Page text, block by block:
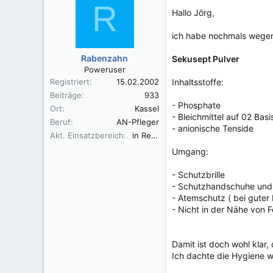
R
Rabenzahn
Poweruser
Registriert
15.02.2002
Beiträge
933
Ort
Kassel
Beruf
AN-Pfleger
Akt. Einsatzbereich
in Rente
Hallo Jörg,
ich habe nochmals
Sekusept Pulver
Inhaltsstoffe:
- Phosphate
- Bleichmittel auf 02
- anionische Tenside
Umgang:
- Schutzbrille
- Schutzhandschuhe
- Atemschutz ( bei guter
- Nicht in der Nähe von
Damit ist doch wohl
Ich dachte die Hygiene